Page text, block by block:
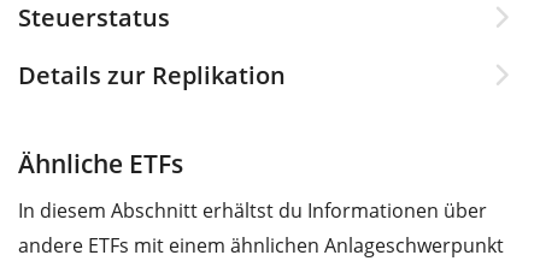
Steuerstatus
Details zur Replikation
Ähnliche ETFs
In diesem Abschnitt erhältst du Informationen über
andere ETFs mit einem ähnlichen Anlageschwerpunkt